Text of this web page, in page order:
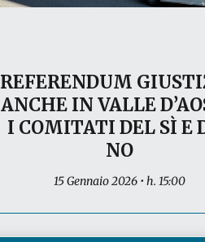
REFERENDUM
ANCHE IN VALLE
I COMITATI DEL SÌ E
NO
15 Gennaio 2026 • h. 15:00